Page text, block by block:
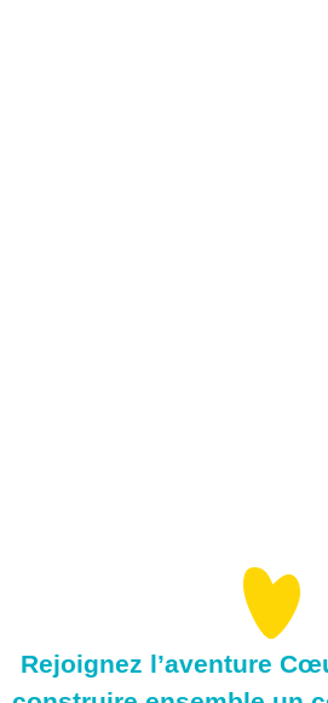
Rejoignez l’aventure